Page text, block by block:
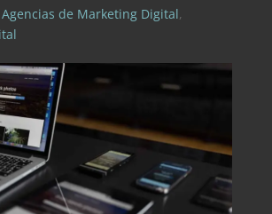
Agencias de Marketing Digital,